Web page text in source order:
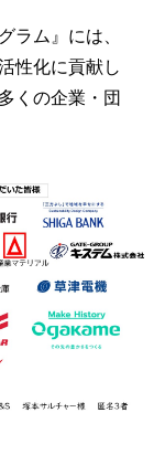
ラム』には、
性化に貢献し
くの企業・団